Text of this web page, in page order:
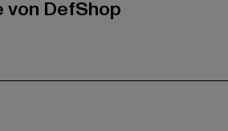
von DefShop